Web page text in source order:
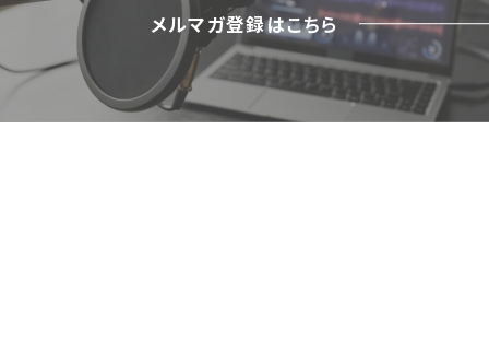
メルマガ登録はこちら